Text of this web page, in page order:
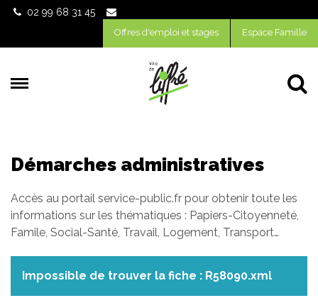
Gestion des traceurs
02 99 68 31 45
Offres d'emploi et stages Espace Famille
Démarches administratives
Accès au portail service-public.fr pour obtenir toute les
informations sur les thématiques : Papiers-Citoyenneté,
Famile, Social-Santé, Travail, Logement, Transport…
Impossible de trouver la fiche : R58090.xml